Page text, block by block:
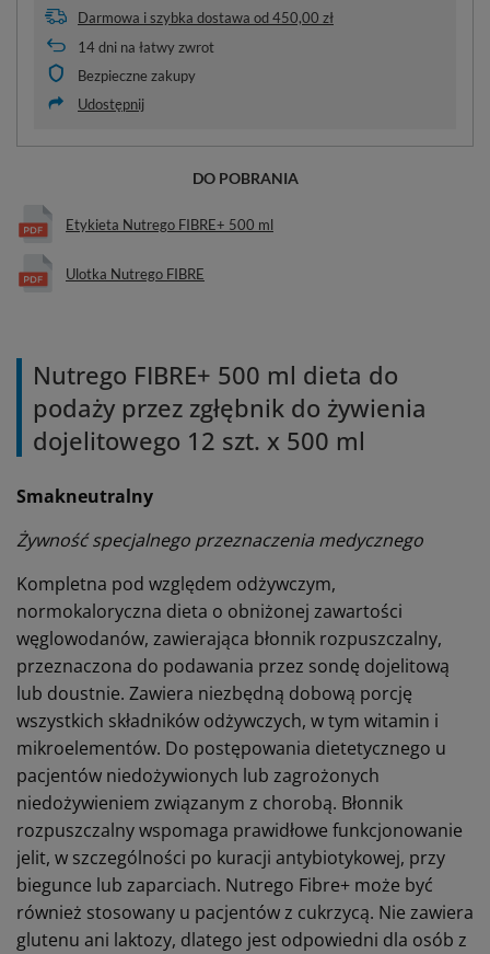
Darmowa i szybka dostawa od450,00 zł
14dni na łatwy zwrot
Bezpieczne zakupy
Udostępnij
DO POBRANIA
Etykieta Nutrego FIBRE+ 500 ml
Ulotka Nutrego FIBRE
Nutrego FIBRE+ 500 ml dieta do
podaży przez zgłębnik do żywienia
dojelitowego 12 szt. x 500 ml
Smakneutralny
Żywność specjalnego przeznaczenia medycznego
Kompletna pod względem odżywczym,
normokaloryczna dieta o obniżonej zawartości
węglowodanów, zawierająca błonnik rozpuszczalny,
przeznaczona do podawania przez sondę dojelitową
lub doustnie. Zawiera niezbędną dobową porcję
wszystkich składników odżywczych, w tym witamin i
mikroelementów. Do postępowania dietetycznego u
pacjentów niedożywionych lub zagrożonych
niedożywieniem związanym z chorobą. Błonnik
rozpuszczalny wspomaga prawidłowe funkcjonowanie
jelit, w szczególności po kuracji antybiotykowej, przy
biegunce lub zaparciach. Nutrego Fibre+ może być
również stosowany u pacjentów z cukrzycą. Nie zawiera
glutenu ani laktozy, dlatego jest odpowiedni dla osób z